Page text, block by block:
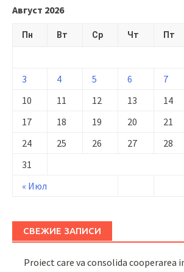
Август 2026
Пн Вт Ср Чт Пт
« Июл
3
4 5 6 7
10
11 12 13 14
17
18 19 20 21
24
25 26 27 28
31
СВЕЖИЕ ЗАПИСИ
Proiect care va consolida cooperarea